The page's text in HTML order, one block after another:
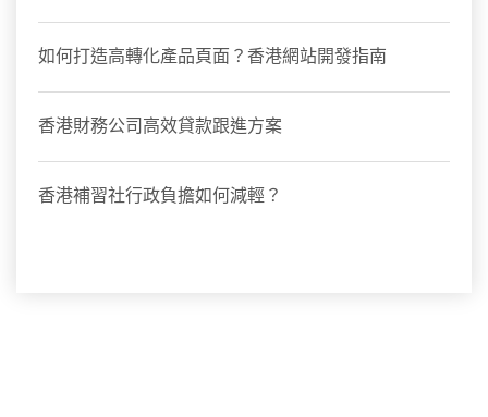
如何打造高轉化產品頁面？香港網站開發指南
香港財務公司高效貸款跟進方案
香港補習社行政負擔如何減輕？